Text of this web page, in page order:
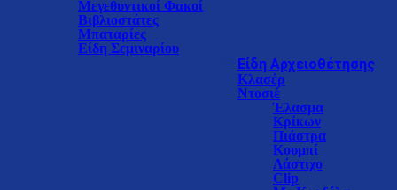
Μεγεθυντικοί Φακοί
Βιβλιοστάτες
Μπαταρίες
Είδη Σεμιναρίου
Είδη Αρχειοθέτησης
Κλασέρ
Ντοσιέ
Έλασμα
Κρίκων
Πιάστρα
Κουμπί
Λάστιχο
Clip